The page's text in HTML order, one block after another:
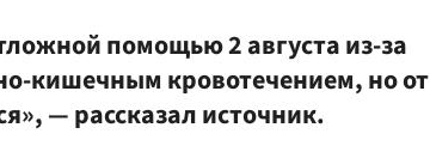
помощью 2 августа из-за
кишечным кровотечением, но от
— рассказал источник.